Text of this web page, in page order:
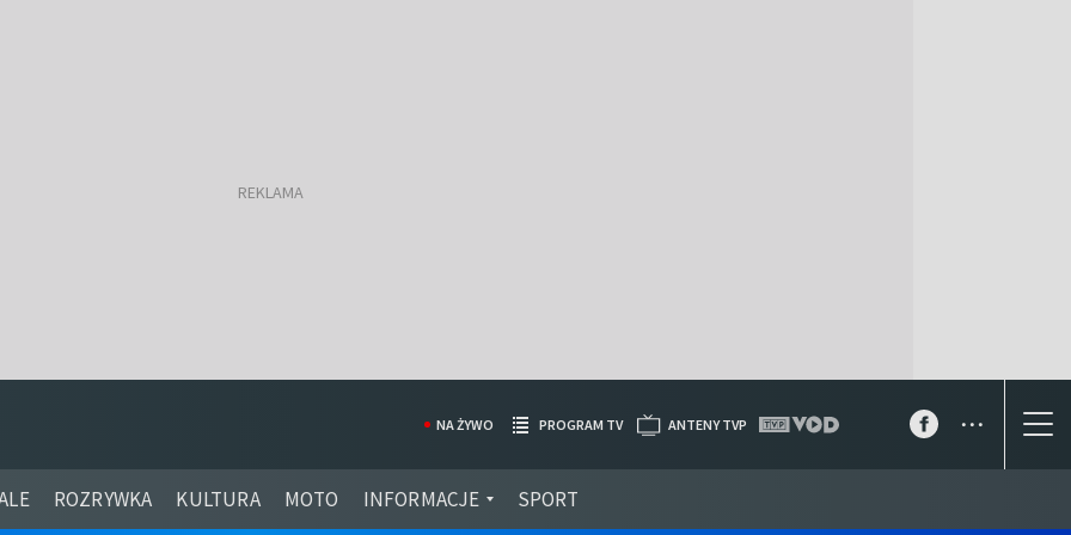
ROZRYWKA KULTURA MOTO INFORMACJE SPORT
NA ŻYWO PROGRAM TV ANTENY TVP ...